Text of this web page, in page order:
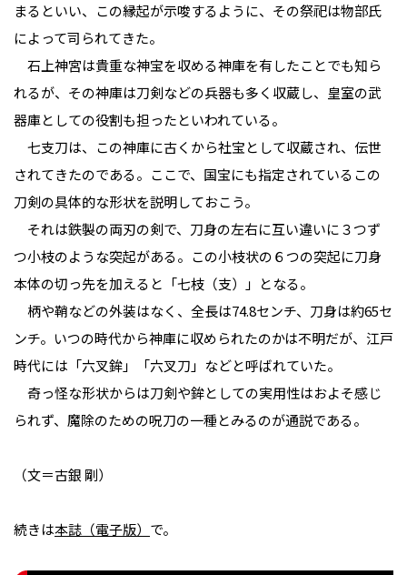
まるといい、この縁起が示唆するように、その祭祀は物部氏
によって司られてきた。
石上神宮は貴重な神宝を収める神庫を有したことでも知ら
れるが、その神庫は刀剣などの兵器も多く収蔵し、皇室の武
器庫としての役割も担ったといわれている。
七支刀は、この神庫に古くから社宝として収蔵され、伝世
されてきたのである。ここで、国宝にも指定されているこの
刀剣の具体的な形状を説明しておこう。
それは鉄製の両刃の剣で、刀身の左右に互い違いに３つず
つ小枝のような突起がある。この小枝状の６つの突起に刀身
本体の切っ先を加えると「七枝（支）」となる。
柄や鞘などの外装はなく、全長は74.8センチ、刀身は約65セ
ンチ。いつの時代から神庫に収められたのかは不明だが、江戸
時代には「六叉鉾」「六叉刀」などと呼ばれていた。
奇っ怪な形状からは刀剣や鉾としての実用性はおよそ感じ
られず、魔除のための呪刀の一種とみるのが通説である。
（文＝古銀 剛）
続きは本誌（電子版） で。